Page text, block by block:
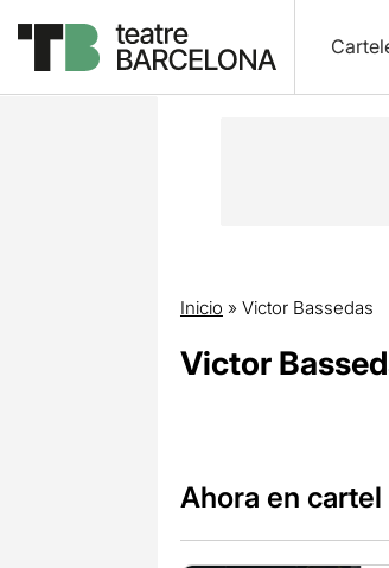
Inicio » Victor Bassedas
Victor
Ahora en cartel